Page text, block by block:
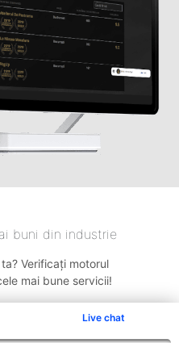
Live chat
buni din industrie
Verificați motorul
mai bune servicii!